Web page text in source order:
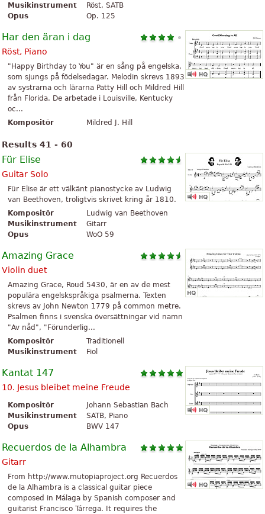
Musikinstrument
Röst, SATB
Opus
Op. 125
Har den äran i dag
Röst, Piano
"Happy Birthday to You" är en sång på engelska,
som sjungs på födelsedagar. Melodin skrevs 1893
av systrarna och lärarna Patty Hill och Mildred Hill
från Florida. De arbetade i Louisville, Kentucky
oc...
Kompositör
Mildred J. Hill
Results 41 - 60
Für Elise
Guitar Solo
Für Elise är ett välkänt pianostycke av Ludwig
van Beethoven, troligtvis skrivet kring år 1810.
Kompositör
Ludwig van Beethoven
Musikinstrument
Gitarr
Opus
WoO 59
Amazing Grace
Violin duet
Amazing Grace, Roud 5430, är en av de mest
populära engelskspråkiga psalmerna. Texten
skrevs av John Newton 1779 på common metre.
Psalmen finns i svenska översättningar vid namn
"Av nåd", "Förunderlig...
Kompositör
Traditionell
Musikinstrument
Fiol
Kantat 147
10. Jesus bleibet meine Freude
Kompositör
Johann Sebastian Bach
Musikinstrument
SATB, Piano
Opus
BWV 147
Recuerdos de la Alhambra
Gitarr
From http://www.mutopiaproject.org Recuerdos
de la Alhambra is a classical guitar piece
composed in Málaga by Spanish composer and
guitarist Francisco Tárrega. It requires the